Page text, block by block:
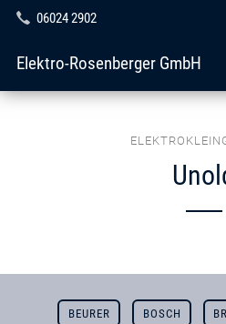
06024 2902
Elektro-Rosenberger GmbH
BEURER BOSCH